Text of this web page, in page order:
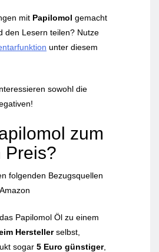
mit Papilomol gemacht
den Lesern teilen? Nutze
unter diesem
sowohl die
zum
Preis?
folgenden Bezugsquellen
Papilomol Öl zu einem
Herstellerselbst,
sogar 5 Euro günstiger,